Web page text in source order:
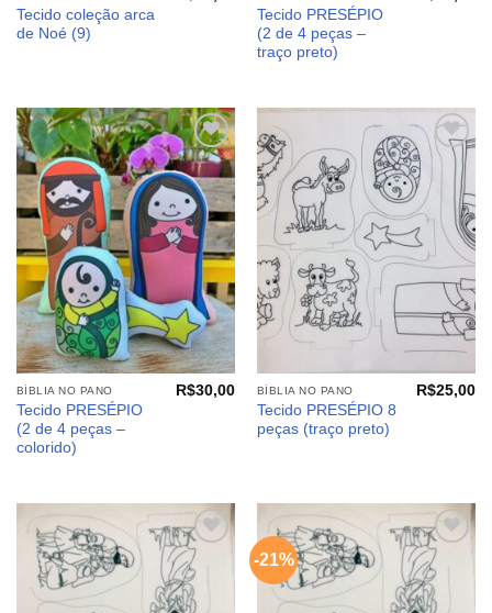
Tecido coleção arca
de Noé (9)
Tecido PRESÉPIO
(2 de 4 peças –
traço preto)
Adicionar
aos
meus
desejos
BÍBLIA NO PANO
Tecido PRESÉPIO
(2 de 4 peças –
colorido)
R$30,00
Adicionar
meus
desejos
BÍBLIA NO PANO
Tecido PRESÉPIO 8
peças (traço preto)
R$25,00
Adicionar
aos
meus
desejos
-21%
Adicionar
aos
meus
desejos